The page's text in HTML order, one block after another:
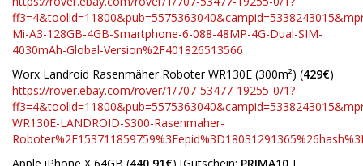
Mi-A3-128GB-4GB-Smartphone-6-088-48MP-4G-Dual-SIM-
4030mAh-Global-Version%2F401826513566
Worx Landroid Rasenmäher Roboter WR130E (300m²) (429€)
https://rover.ebay.com/rover/1/707-53477-19255-0/1?
WR130E-LANDROID-S300-Rasenmaher-